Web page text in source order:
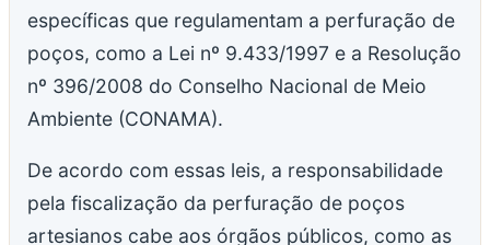
específicas que regulamentam a perfuração de
poços, como a Lei nº 9.433/1997 e a Resolução
nº 396/2008 do Conselho Nacional de Meio
Ambiente (CONAMA).
De acordo com essas leis, a responsabilidade
pela fiscalização da perfuração de poços
artesianos cabe aos órgãos públicos, como as